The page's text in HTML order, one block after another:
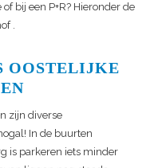
bij een P+R? Hieronder de
.
OOSTELIJKE
zijn diverse
In de buurten
is parkeren iets minder